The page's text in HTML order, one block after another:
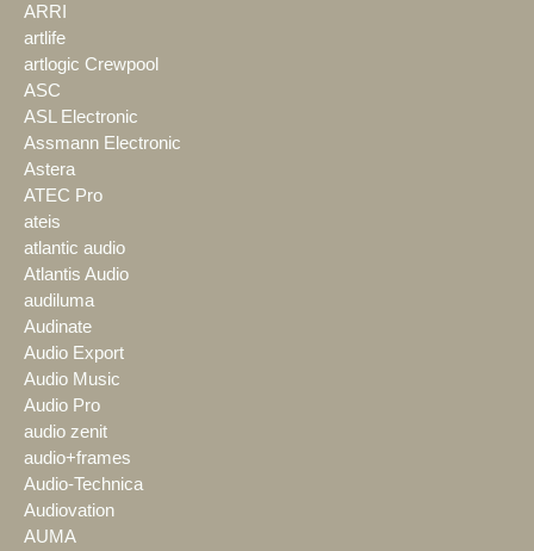
ARRI
artlife
artlogic Crewpool
ASC
ASL Electronic
Assmann Electronic
Astera
ATEC Pro
ateis
atlantic audio
Atlantis Audio
audiluma
Audinate
Audio Export
Audio Music
Audio Pro
audio zenit
audio+frames
Audio-Technica
Audiovation
AUMA